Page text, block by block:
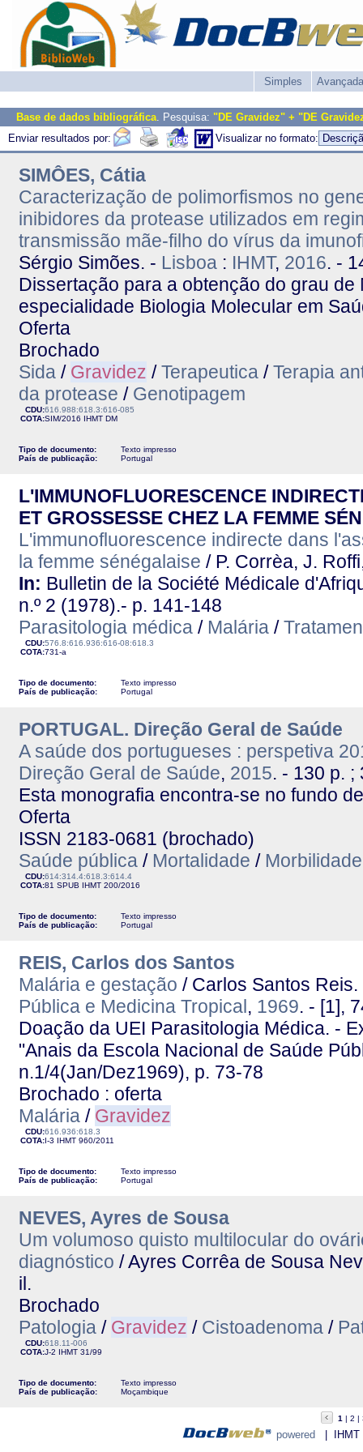
Simples Avançada
Base de dados bibliográfica. Pesquisa: "DE Gravidez" + "DE
Enviar resultados por:
Visualizar no formato:
SIMÔES, Cátia
Caracterização de polimorfismos no
inibidores da protease utilizados em
transmissão mãe-filho do vírus da
Sérgio Simões. - Lisboa : IHMT, 2016. -
Dissertação para a obtenção do grau
especialidade Biologia Molecular em
Oferta
Brochado
Sida / Gravidez /Terapeutica /Terapia
da protease / Genotipagem
CDU:616.988:618.3:616-085
COTA:SIM/2016 IHMT DM
Tipo de documento:
Texto impresso
País de publicação:
Portugal
L'IMMUNOFLUORESCENCE
ET GROSSESSE CHEZ LA FEMME
L'immunofluorescence indirecte dans
la femme sénégalaise / P. Corrèa, J.
In: Bulletin de la Société Médicale
n.º 2 (1978).- p. 141-148
Parasitologia médica / Malária /
CDU:576.8:616.936:616-08:618.3
COTA:731-a
Tipo de documento:
Texto impresso
País de publicação:
Portugal
PORTUGAL. Direção Geral de Saúde
A saúde dos portugueses : perspetiva
Direção Geral de Saúde, 2015. - 130 p. ;
Esta monografia encontra-se no fundo
Oferta
ISSN 2183-0681 (brochado)
Saúde pública / Mortalidade / Morbilidade
CDU:614:314.4:618.3:614.4
COTA:81 SPUB IHMT 200/2016
Tipo de documento:
Texto impresso
País de publicação:
Portugal
REIS, Carlos dos Santos
Malária e gestação / Carlos Santos
Pública e Medicina Tropical, 1969. - [1],
Doação da UEI Parasitologia Médica. -
"Anais da Escola Nacional de Saúde
n.1/4(Jan/Dez1969), p. 73-78
Brochado : oferta
Malária / Gravidez
CDU:616.936:618.3
COTA:I-3 IHMT 960/2011
Tipo de documento:
Texto impresso
País de publicação:
Portugal
NEVES, Ayres de Sousa
Um volumoso quisto multilocular do
diagnóstico / Ayres Corrêa de Sousa
il.
Brochado
Patologia / Gravidez / Cistoadenoma /
CDU:618.11-006
COTA:J-2 IHMT 31/99
Tipo de documento:
Texto impresso
País de publicação:
Moçambique
1 2
powered | IHMT -